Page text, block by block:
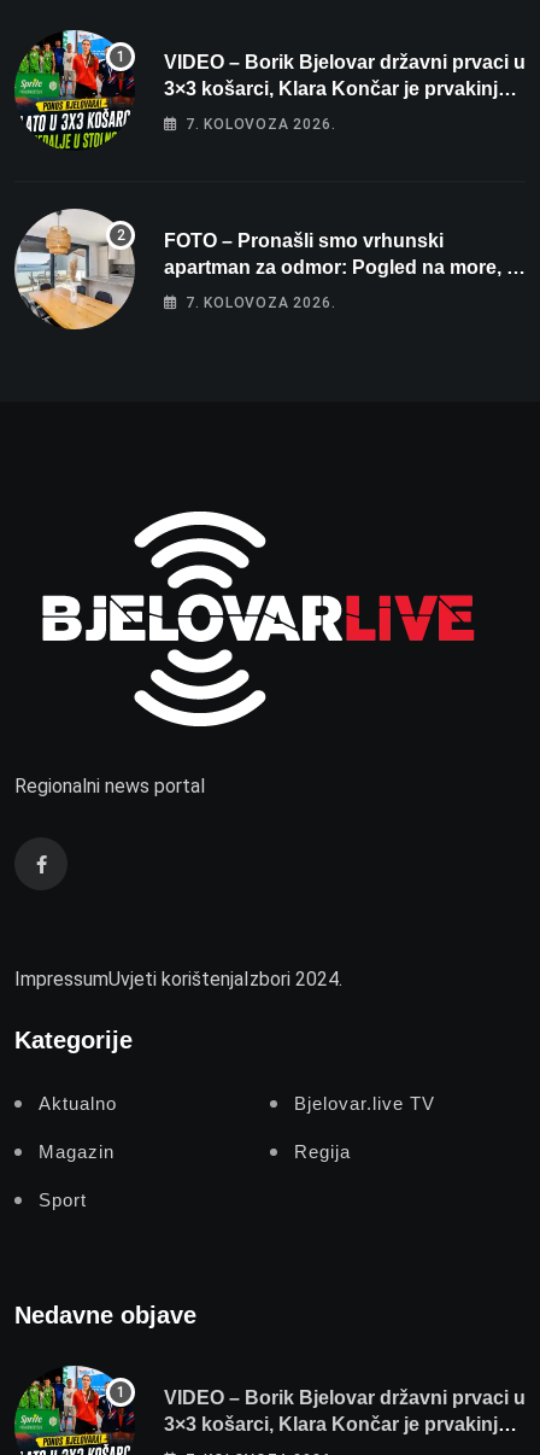
VIDEO – Borik Bjelovar državni prvaci u
3×3 košarci, Klara Končar je prvakinja
Hrvatske u stolnom tenisu!
7. KOLOVOZA 2026.
FOTO – Pronašli smo vrhunski
apartman za odmor: Pogled na more, tri
spavaće sobe i terasa koja osvaja
7. KOLOVOZA 2026.
Regionalni news portal
ImpressumUvjeti korištenja Izbori 2024.
Kategorije
Aktualno Bjelovar.live TV
Magazin Regija
Sport
Nedavne objave
VIDEO – Borik Bjelovar državni prvaci u
3×3 košarci, Klara Končar je prvakinja